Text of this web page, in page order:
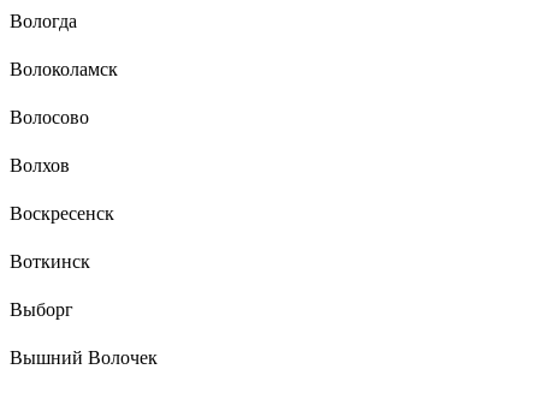
Вологда
Волоколамск
Волосово
Волхов
Воскресенск
Воткинск
Выборг
Вышний Волочек